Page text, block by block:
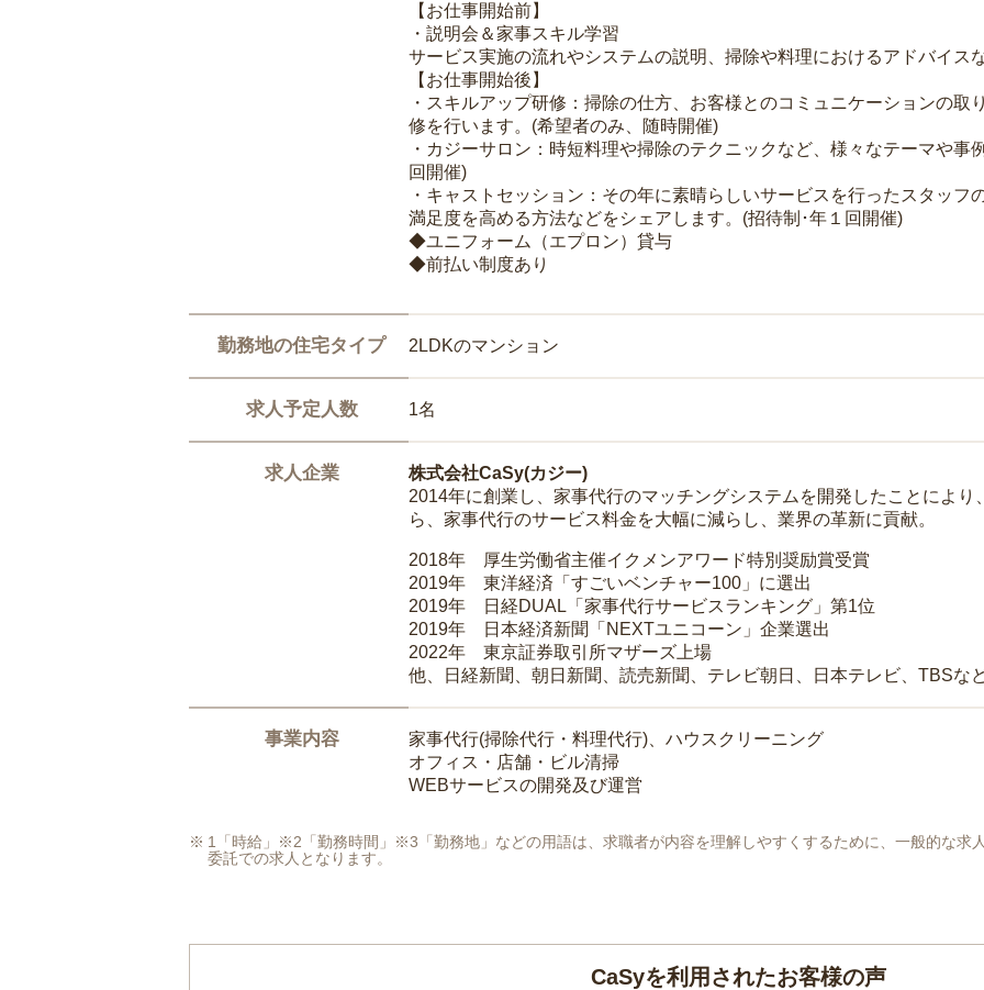
【お仕事開始前】
・説明会＆家事スキル学習
サービス実施の流れやシステムの説明、掃除や料理におけるアドバイス
【お仕事開始後】
・スキルアップ研修：掃除の仕方、お客様とのコミュニケーションの
修を行います。(希望者のみ、随時開催)
・カジーサロン：時短料理や掃除のテクニックなど、様々なテーマや事
回開催)
・キャストセッション：その年に素晴らしいサービスを行ったスタッ
満足度を高める方法などをシェアします。(招待制･年１回開催)
◆ユニフォーム（エプロン）貸与
◆前払い制度あり
勤務地の住宅タイプ 2LDKのマンション
求人予定人数 1名
求人企業
株式会社CaSy(カジー)
2014年に創業し、家事代行のマッチングシステムを開発したことによ
ら、家事代行のサービス料金を大幅に減らし、業界の革新に貢献。
2018年 厚生労働省主催イクメンアワード特別奨励賞受賞
2019年 東洋経済「すごいベンチャー100」に選出
2019年 日経DUAL「家事代行サービスランキング」第1位
2019年 日本経済新聞「NEXTユニコーン」企業選出
2022年 東京証券取引所マザーズ上場
他、日経新聞、朝日新聞、読売新聞、テレビ朝日、日本テレビ、TBSな
事業内容
家事代行(掃除代行・料理代行)、ハウスクリーニング
オフィス・店舗・ビル清掃
WEBサービスの開発及び運営
1「時給」※2「勤務時間」※3「勤務地」などの用語は、求職者が内容を理解しやすくするために、一般的な求
委託での求人となります。
CaSyを利用されたお客様の声